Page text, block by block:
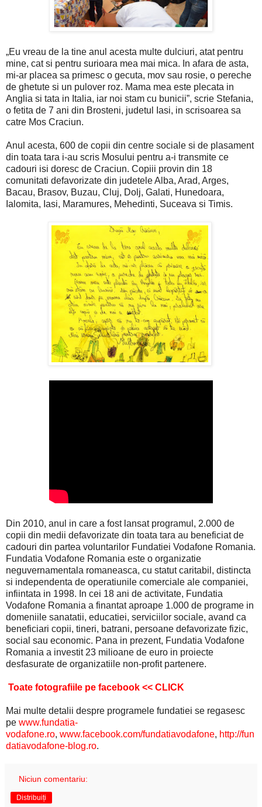
„Eu vreau de la tine anul acesta multe dulciuri, atat pentru
mine, cat si pentru surioara mea mai mica. In afara de asta,
mi-ar placea sa primesc o gecuta, mov sau rosie, o pereche
de ghetute si un pulover roz. Mama mea este plecata in
Anglia si tata in Italia, iar noi stam cu bunicii”, scrie Stefania,
o fetita de 7 ani din Brosteni, judetul Iasi, in scrisoarea sa
catre Mos Craciun.
Anul acesta, 600 de copii din centre sociale si de plasament
din toata tara i-au scris Mosului pentru a-i transmite ce
cadouri isi doresc de Craciun. Copiii provin din 18
comunitati defavorizate din judetele Alba, Arad, Arges,
Bacau, Brasov, Buzau, Cluj, Dolj, Galati, Hunedoara,
Ialomita, Iasi, Maramures, Mehedinti, Suceava si Timis.
Din 2010, anul in care a fost lansat programul, 2.000 de
copii din medii defavorizate din toata tara au beneficiat de
cadouri din partea voluntarilor Fundatiei Vodafone Romania.
Fundatia Vodafone Romania este o organizatie
neguvernamentala romaneasca, cu statut caritabil, distincta
si independenta de operatiunile comerciale ale companiei,
infiintata in 1998. In cei 18 ani de activitate, Fundatia
Vodafone Romania a finantat aproape 1.000 de programe in
domeniile sanatatii, educatiei, serviciilor sociale, avand ca
beneficiari copii, tineri, batrani, persoane defavorizate fizic,
social sau economic. Pana in prezent, Fundatia Vodafone
Romania a investit 23 milioane de euro in proiecte
desfasurate de organizatiile non-profit partenere.
Toate fotografiile pe facebook << CLICK
Mai multe detalii despre programele fundatiei se regasesc
pe www.fundatia-
vodafone.ro, www.facebook.com/fundatiavodafone, http://fun
datiavodafone-blog.ro.
Niciun comentariu:
Distribuiți